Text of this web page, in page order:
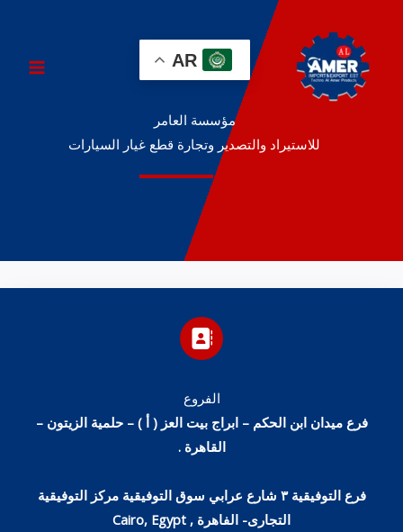
المحتوى
AR
مؤسسة العامر
للاستيراد والتصدير وتجارة قطع غيار السيارات
الفروع
فرع ميدان ابن الحكم – ابراج بيت العز ( أ ) – حلمية الزيتون –
القاهرة .
فرع التوفيقية ٣ شارع عرابي سوق التوفيقية مركز التوفيقية
التجارى- الفاهرة , Cairo, Egypt